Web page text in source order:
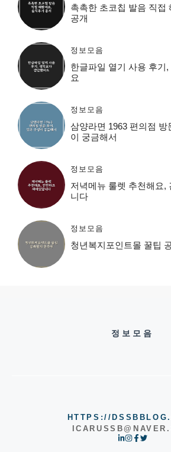
촉촉한 초코칩 발음 직접
공개
정보모음
한글파일 열기 사용 후기
요
정보모음
삼양라면 1963 편의점 방
이 궁금해서
정보모음
저녁메뉴 룰렛 추천해요,
니다
정보모음
청년복지포인트몰 꿀팁
정보모음
HTTPS://